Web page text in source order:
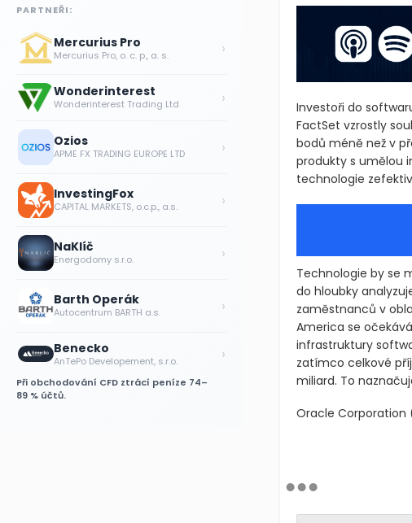
Investoři do
FactSet vzrostly
bodů méně než v
produkty s umělou
technologie
Technologie by se
do hloubky
zaměstnanců v
America se
infrastruktury
zatímco celkové
miliard. To
Oracle Corporation
PARTNEŘI:
Mercurius Pro
Mercurius Pro, o. c. p., a. s. ›
Wonderinterest
Wonderinterest Trading Ltd ›
Ozios
APME FX TRADING EUROPE LTD ›
InvestingFox
CAPITAL MARKETS, o.c.p., a.s. ›
NaKlíč
Energodomy s.r.o. ›
Barth Operák
Autocentrum BARTH a.s. ›
Benecko
AnTePo Developement, s.r.o. ›
Při obchodování CFD ztrácí peníze 74–
89 % účtů.